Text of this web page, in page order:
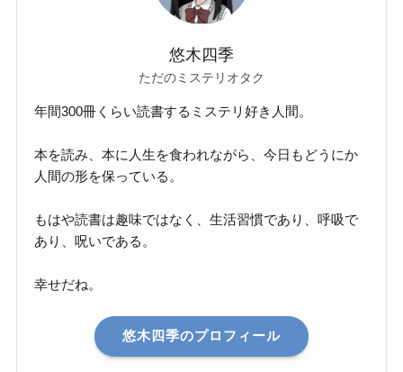
悠木四季
ただのミステリオタク
年間300冊くらい読書するミステリ好き人間。
本を読み、本に人生を食われながら、今日もどうにか
人間の形を保っている。
もはや読書は趣味ではなく、生活習慣であり、呼吸で
あり、呪いである。
幸せだね。
悠木四季のプロフィール